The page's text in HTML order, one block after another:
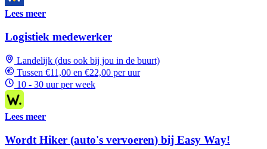
Lees meer
Logistiek medewerker
Landelijk (dus ook bij jou in de buurt)
Tussen €11,00 en €22,00 per uur
10 - 30 uur per week
Lees meer
Wordt Hiker (auto's vervoeren) bij Easy Way!